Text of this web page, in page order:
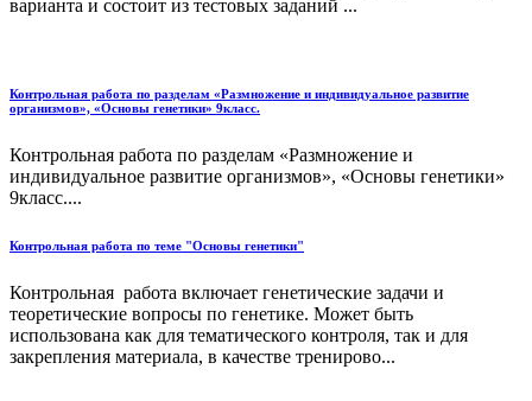
варианта и состоит из тестовых заданий ...
Контрольная работа по разделам «Размножение и индивидуальное развитие
организмов», «Основы генетики» 9класс.
Контрольная работа по разделам «Размножение и
индивидуальное развитие организмов», «Основы генетики»
9класс....
Контрольная работа по теме "Основы генетики"
Контрольная работа включает генетические задачи и
теоретические вопросы по генетике. Может быть
использована как для тематического контроля, так и для
закрепления материала, в качестве тренирово...